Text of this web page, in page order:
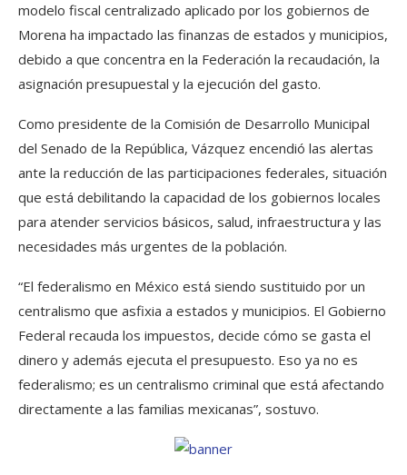
modelo fiscal centralizado aplicado por los gobiernos de
Morena ha impactado las finanzas de estados y municipios,
debido a que concentra en la Federación la recaudación, la
asignación presupuestal y la ejecución del gasto.
Como presidente de la Comisión de Desarrollo Municipal
del Senado de la República, Vázquez encendió las alertas
ante la reducción de las participaciones federales, situación
que está debilitando la capacidad de los gobiernos locales
para atender servicios básicos, salud, infraestructura y las
necesidades más urgentes de la población.
“El federalismo en México está siendo sustituido por un
centralismo que asfixia a estados y municipios. El Gobierno
Federal recauda los impuestos, decide cómo se gasta el
dinero y además ejecuta el presupuesto. Eso ya no es
federalismo; es un centralismo criminal que está afectando
directamente a las familias mexicanas”, sostuvo.